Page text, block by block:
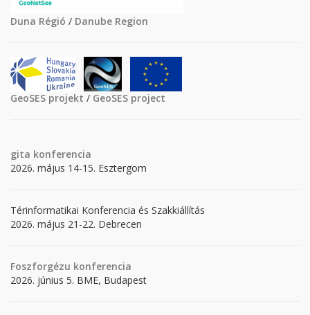
Duna Régió / Danube Region
GeoSES projekt / GeoSES project
gita konferencia
2026. május 14-15. Esztergom
Térinformatikai Konferencia és Szakkiállítás
2026. május 21-22. Debrecen
Foszforgézu konferencia
2026. június 5. BME, Budapest